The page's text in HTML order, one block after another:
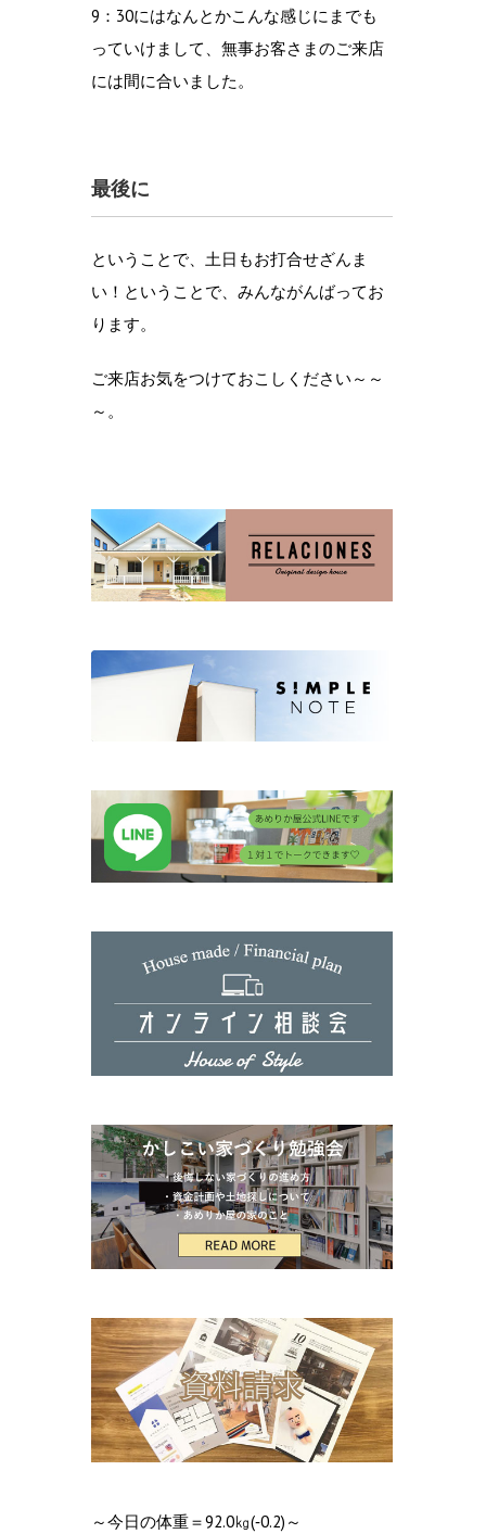
9：30にはなんとかこんな感じにまでも
っていけまして、無事お客さまのご来店
には間に合いました。
最後に
ということで、土日もお打合せざんま
い！ということで、みんながんばってお
ります。
ご来店お気をつけておこしください～～
～。
～今日の体重＝92.0㎏(‐0.2)～